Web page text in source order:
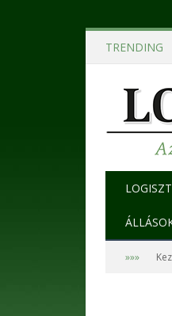
TRENDING
»»»